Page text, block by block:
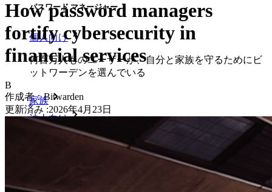
パスワード マネージャー
個人向け
何百万人ものユーザーが、自分と家族を守るためにビ
ットワーデンを選んでいる
家族
法人向け
数え切れないほどの企業やビジネスが、自社の利益を
確保するためにビットワルデンを選んでいます。
How password managers
fortify cybersecurity in
financial services
B
作成者：Bitwarden
更新済み :2026年4月23日